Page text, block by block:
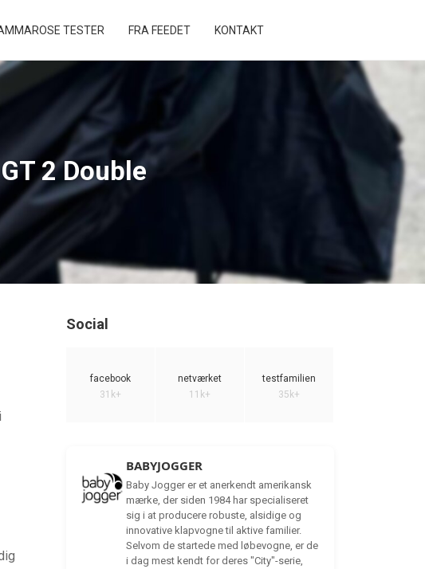
TESTER FRA FEEDET KONTAKT
2 Double
Social
facebook
31k+
netværket
11k+
testfamilien
35k+
BABYJOGGER
Baby Jogger er et anerkendt amerikansk
mærke, der siden 1984 har specialiseret
sig i at producere robuste, alsidige og
innovative klapvogne til aktive familier.
Selvom de startede med løbevogne, er de
i dag mest kendt for deres "City"-serie,